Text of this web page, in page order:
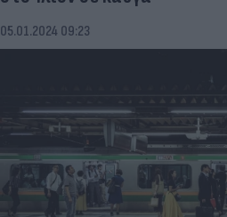
05.01.2024 09:23